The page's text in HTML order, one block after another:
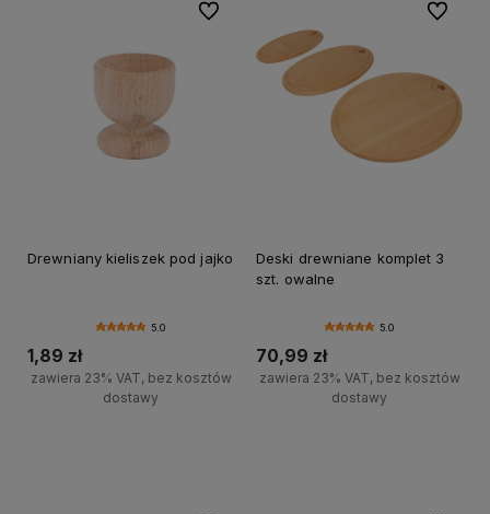
Drewniany kieliszek pod jajko
5.0
1,89 zł
zawiera 23% VAT, bez kosztów
dostawy
Do ulubionych
Deski drewniane komplet 3
szt. owalne
5.0
70,99 zł
zawiera 23% VAT, bez kosztów
dostawy
Do